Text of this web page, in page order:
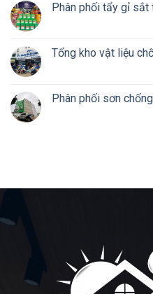
Phân phối tẩy gỉ sắt
Tổng kho vật liệu
Phân phối sơn